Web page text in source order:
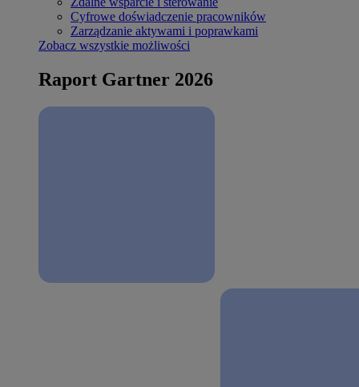
Cyfrowe doświadczenie pracowników
Zarządzanie aktywami i poprawkami
Zobacz wszystkie możliwości
Raport Gartner 2026